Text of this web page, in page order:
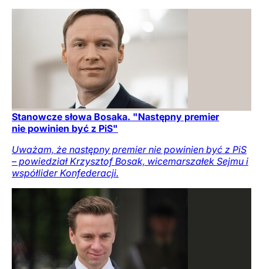
Stanowcze słowa Bosaka. "Następny premier
nie powinien być z PiS"
Uważam, że następny premier nie powinien być z PiS
– powiedział Krzysztof Bosak, wicemarszałek Sejmu i
współlider Konfederacji.